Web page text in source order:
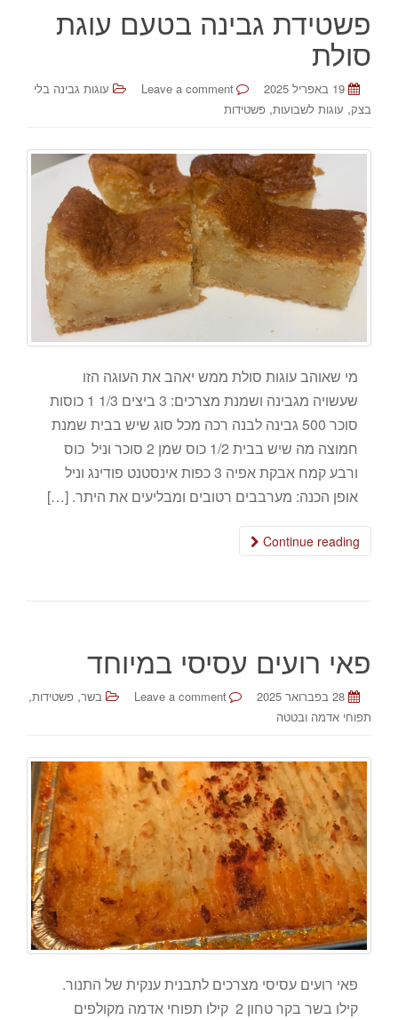
פשטידת גבינה בטעם עוגת
סולת
19 באפריל 2025 Leave a comment
עוגות גבינה בלי
בצק, עוגות לשבועות, פשטידות
מי שאוהב עוגות סולת ממש יאהב את העוגה הזו
שעשויה מגבינה ושמנת מצרכים: 3 ביצים 1/3 1 כוסות
סוכר 500 גבינה לבנה רכה מכל סוג שיש בבית שמנת
חמוצה מה שיש בבית 1/2 כוס שמן 2 סוכר וניל כוס
ורבע קמח אבקת אפיה 3 כפות אינסטנט פודינג וניל
אופן הכנה: מערבבים רטובים ומבליעים את היתר. […]
Continue reading
פאי רועים עסיסי במיוחד
28 בפברואר 2025 Leave a comment בשר, פשטידות,
תפוחי אדמה ובטטה
פאי רועים עסיסי מצרכים לתבנית ענקית של התנור.
קילו בשר בקר טחון 2 קילו תפוחי אדמה מקולפים